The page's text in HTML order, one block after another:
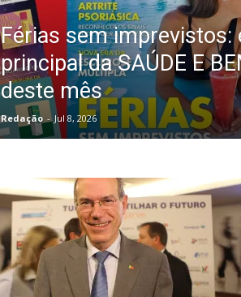
Férias sem imprevistos:
principal da SAÚDE E
deste mês
Redação - Jul 8, 2026